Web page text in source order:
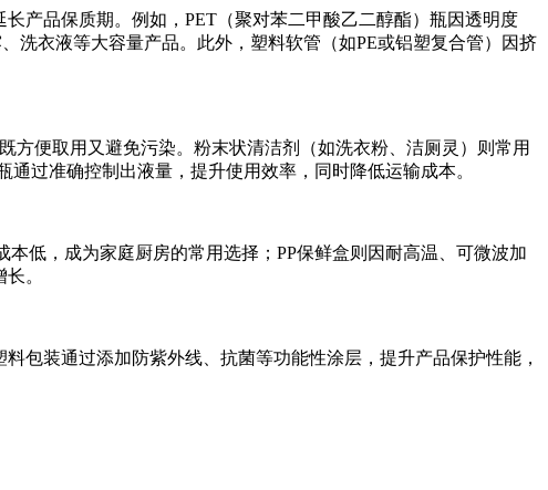
产品保质期。例如，PET（聚对苯二甲酸乙二醇酯）瓶因透明度
洗衣液等大容量产品。此外，塑料软管（如PE或铝塑复合管）因挤
方便取用又避免污染。粉末状清洁剂（如洗衣粉、洁厕灵）则常用
过准确控制出液量，提升使用效率，同时降低运输成本。
低，成为家庭厨房的常用选择；PP保鲜盒则因耐高温、可微波加
。
包装通过添加防紫外线、抗菌等功能性涂层，提升产品保护性能，